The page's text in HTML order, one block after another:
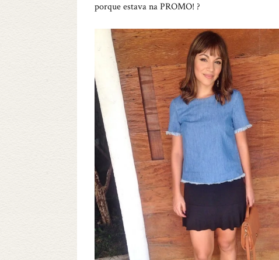
porque estava na PROMO! ?